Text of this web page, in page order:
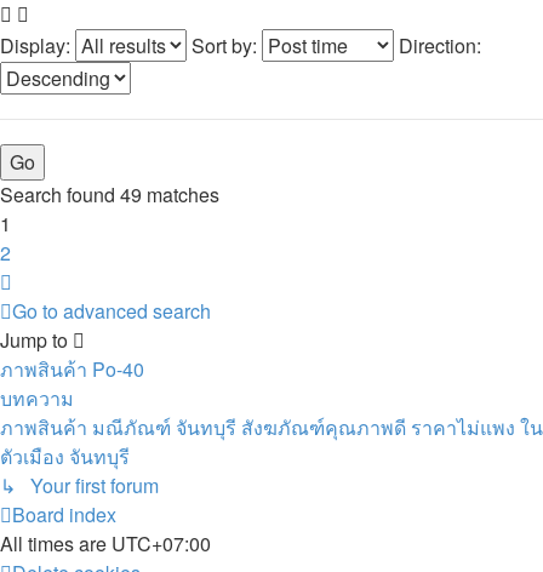
Display: Sort by: Direction:
Search found 49 matches
1
2
Go to advanced search
Jump to
ภาพสินค้า Po-40
บทความ
ภาพสินค้า มณีภัณฑ์ จันทบุรี สังฆภัณฑ์คุณภาพดี ราคาไม่แพง ใน
ตัวเมือง จันทบุรี
↳ Your first forum
Board index
All times are UTC+07:00